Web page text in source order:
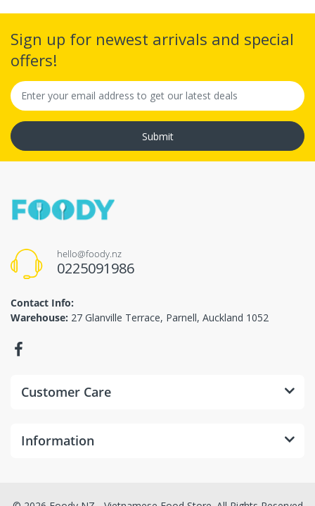
Sign up for newest arrivals and special
offers!
Submit
hello@foody.nz
0225091986
Contact Info:
Warehouse: 27 Glanville Terrace, Parnell, Auckland 1052
Customer Care
Information